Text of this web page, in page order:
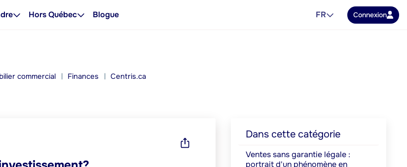
Hors Québec Blogue FR Connexion
commercial Finances Centris.ca
Dans cette catégorie
Ventes sans garantie légale :
portrait d'un phénomène en